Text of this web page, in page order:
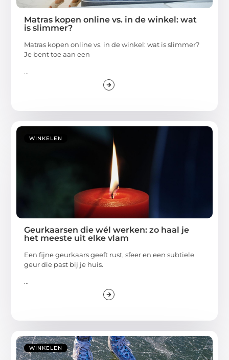
Matras kopen online vs. in de winkel: wat
is slimmer?
Matras kopen online vs. in de winkel: wat is slimmer?
Je bent toe aan een
...
WINKELEN
Geurkaarsen die wél werken: zo haal je
het meeste uit elke vlam
Een fijne geurkaars geeft rust, sfeer en een subtiele
geur die past bij je huis.
...
WINKELEN